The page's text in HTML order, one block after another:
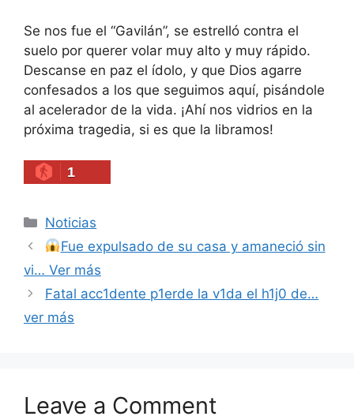
Se nos fue el “Gavilán”, se estrelló contra el
suelo por querer volar muy alto y muy rápido.
Descanse en paz el ídolo, y que Dios agarre
confesados a los que seguimos aquí, pisándole
al acelerador de la vida. ¡Ahí nos vidrios en la
próxima tragedia, si es que la libramos!
1
Categories
Noticias
Fue expulsado de su casa y amaneció sin
vi… Ver más
Fatal acc1dente p1erde la v1da el h1j0 de…
ver más
Leave a Comment